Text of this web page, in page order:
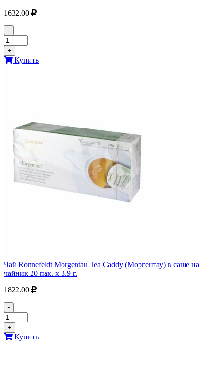
1632.00
-
+
Купить
Чай Ronnefeldt Morgentau Tea Caddy (Моргентау) в саше на
чайник 20 пак. х 3.9 г.
1822.00
-
+
Купить